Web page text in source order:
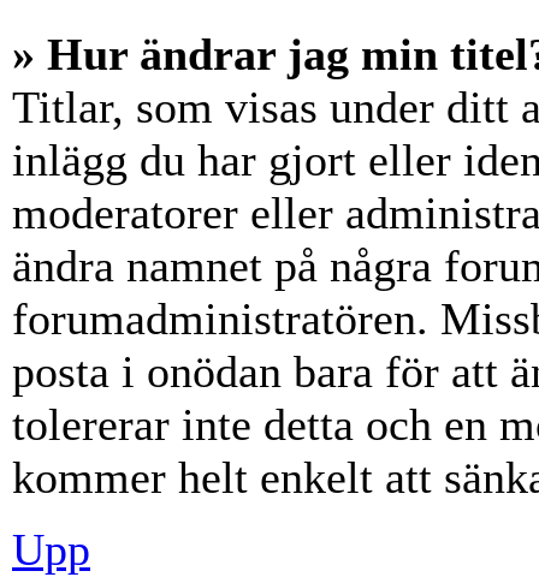
» Hur ändrar jag min
Titlar, som visas under ditt
inlägg du har gjort eller
moderatorer eller
ändra namnet på några
forumadministratören.
posta i onödan bara för att
tolererar inte detta och en
kommer helt enkelt att
Upp